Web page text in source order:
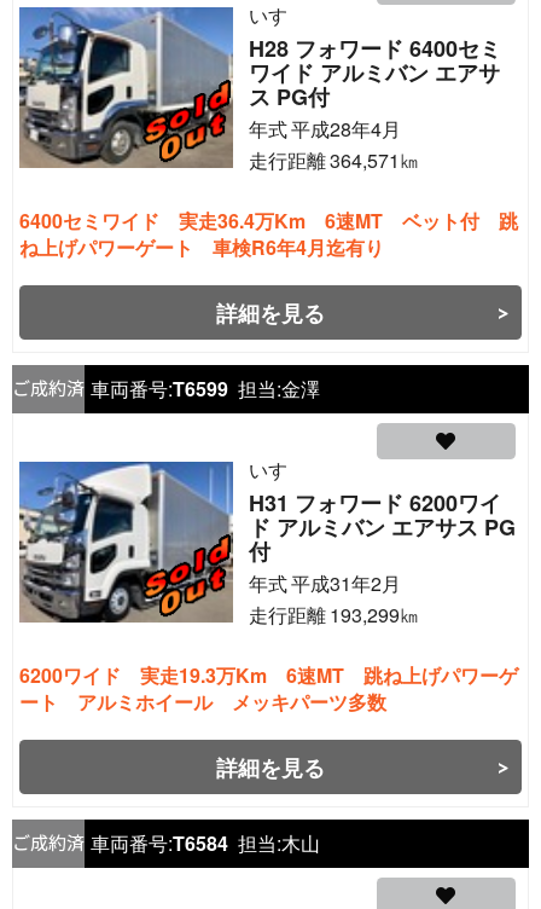
いすゞ
H28 フォワード 6400セミ
ワイド アルミバン エアサ
ス PG付
年式平成28年4月
走行距離364,571㎞
6400セミワイド 実走36.4万Km 6速MT ベット付 跳
ね上げパワーゲート 車検R6年4月迄有り
詳細を見る
車両番号:T6599 担当:金澤
いすゞ
H31 フォワード 6200ワイ
ド アルミバン エアサス PG
付
年式平成31年2月
走行距離193,299㎞
6200ワイド 実走19.3万Km 6速MT 跳ね上げパワーゲ
ート アルミホイール メッキパーツ多数
詳細を見る
車両番号:T6584 担当:木山